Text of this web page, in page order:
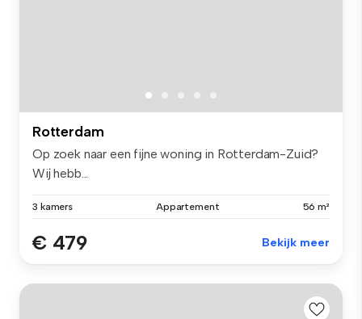
Rotterdam
Op zoek naar een fijne woning in Rotterdam-Zuid?
Wij hebb...
3 kamers Appartement 56 m²
€ 479 Bekijk meer